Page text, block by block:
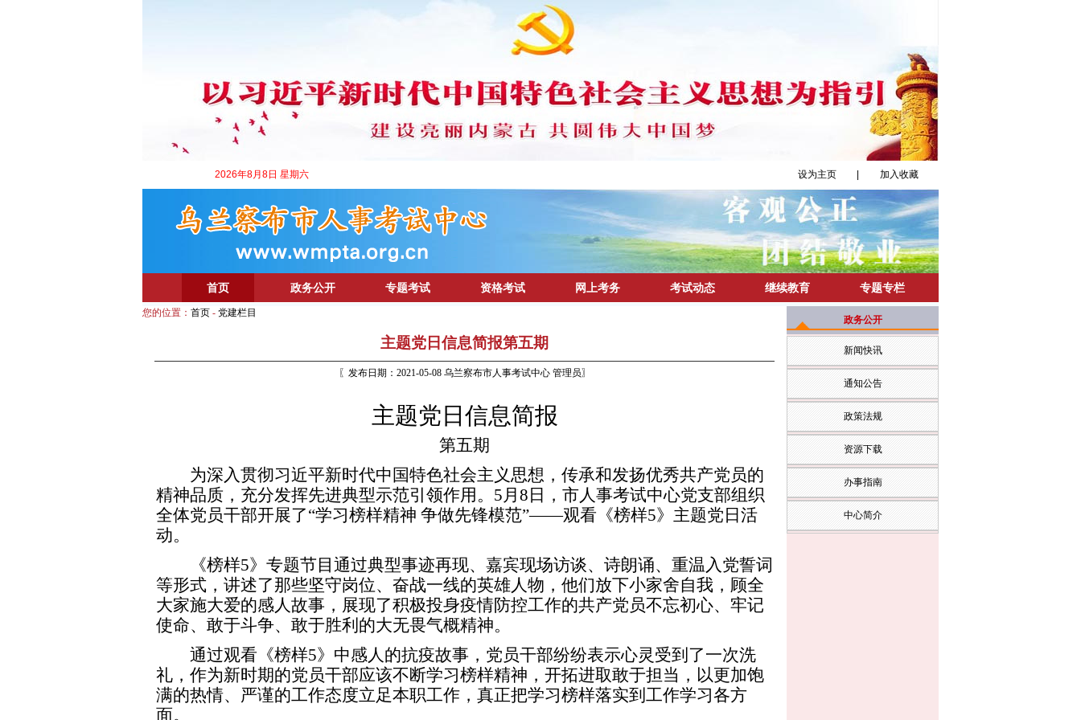
2026年8月8日 星期六 设为主页 加入收藏
首页 政务公开 专题考试 资格考试 网上考务 考试动态 继续教育 专题专栏
您的位置： 首页 - 党建栏目
主题党日信息简报第五期
〖发布日期：2021-05-08 乌兰察布市人事考试中心 管理员〗
主题党日信息简报
第五期
为深入贯彻习近平新时代中国特色社会主义思想，传承和发扬优秀共产党员的
精神品质，充分发挥先进典型示范引领作用。 5月8日，市人事考试中心党支部组织
全体党员干部开展了“学习榜样精神 争做先锋模范”——观看《榜样5》主题党日活
动。
《榜样5》专题节目通过典型事迹再现、嘉宾现场访谈、诗朗诵、重温入党誓词
等形式，讲述了那些坚守岗位、奋战一线的英雄人物，他们放下小家舍自我，顾全
大家施大爱的感人故事，展现了积极投身疫情防控工作的共产党员不忘初心、牢记
使命、敢于斗争、敢于胜利的大无畏气概精神。
通过观看《榜样5》中感人的抗疫故事，党员干部纷纷表示心灵受到了一次洗
礼，作为新时期的党员干部应该不断学习榜样精神，开拓进取敢于担当，以更加饱
满的热情、严谨的工作态度立足本职工作，真正把学习榜样落实到工作学习各方
面。
政务公开
新闻快讯
通知公告
政策法规
资源下载
办事指南
中心简介